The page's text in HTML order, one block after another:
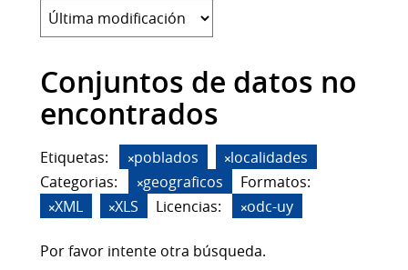
Conjuntos de datos no
encontrados
Etiquetas: poblados
localidades
Categorias:
geograficos
Formatos:
XML
XLS Licencias: odc-uy
Por favor intente otra búsqueda.